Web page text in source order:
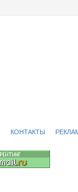
КОНТАКТЫ